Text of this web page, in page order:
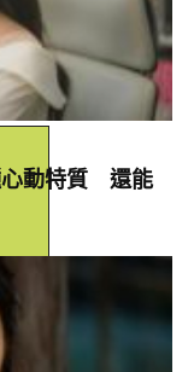
心動特質 還能